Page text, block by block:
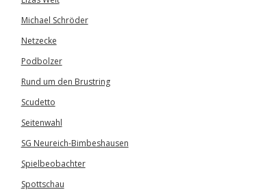
Michael Schröder
Netzecke
Podbolzer
Rund um den Brustring
Scudetto
Seitenwahl
SG Neureich-Bimbeshausen
Spielbeobachter
Spottschau